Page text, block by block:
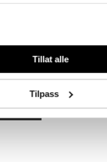
Tillat alle
Tilpass
Logg inn